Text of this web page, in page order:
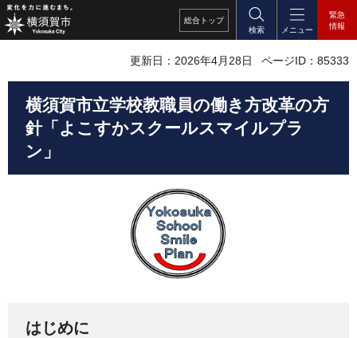
総合 トップ
検索
メニュー
緊急
情報
更新日：2026年4月28日 ページID：85333
横須賀市立学校教職員の働き方改革の方
針「よこすかスクールスマイルプラ
ン」
はじめに